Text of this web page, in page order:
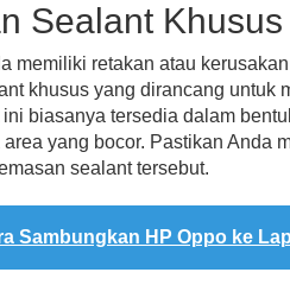
Sealant Khusus
memiliki retakan atau
khusus yang dirancang untuk
biasanya tersedia dalam
yang bocor. Pastikan Anda
sealant tersebut.
Sambungkan HP Oppo ke